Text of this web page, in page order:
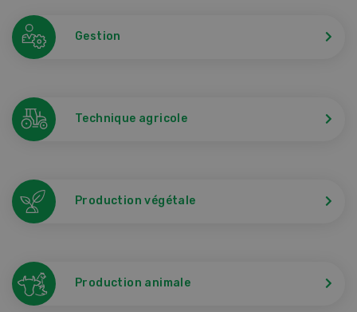
Gestion
Technique agricole
Production végétale
Production animale